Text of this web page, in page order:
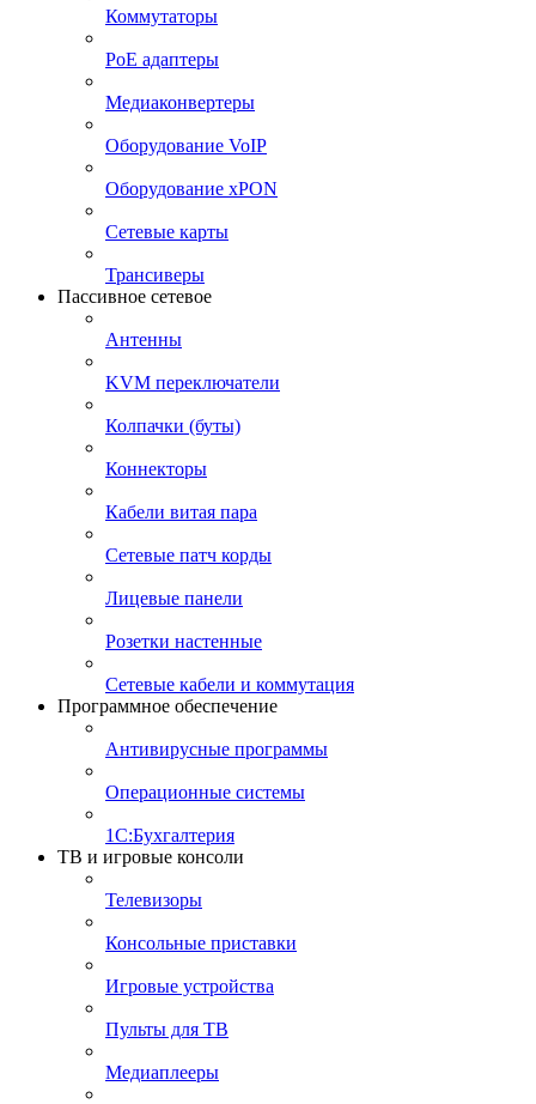
Коммутаторы
PoE адаптеры
Медиаконвертеры
Оборудование VoIP
Оборудование xPON
Сетевые карты
Трансиверы
Пассивное сетевое
Антенны
KVM переключатели
Колпачки (буты)
Коннекторы
Кабели витая пара
Сетевые патч корды
Лицевые панели
Розетки настенные
Сетевые кабели и коммутация
Программное обеспечение
Антивирусные программы
Операционные системы
1С:Бухгалтерия
ТВ и игровые консоли
Телевизоры
Консольные приставки
Игровые устройства
Пульты для ТВ
Медиаплееры